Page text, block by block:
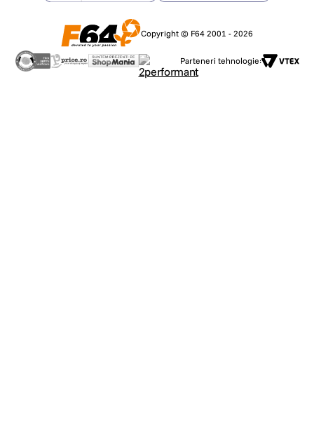
Copyright © F64 2001 - 2026
Parteneri tehnologie: